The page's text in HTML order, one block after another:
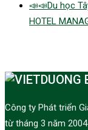
📣📣Du học
HOTEL
Công ty Phát triển
từ tháng 3 năm